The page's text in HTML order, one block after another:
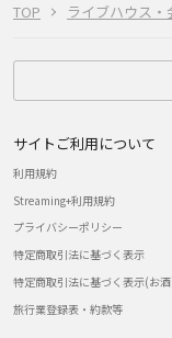
TOP ライブハウス・
サイトご利用について
利用規約
Streaming+利用規約
プライバシーポリシー
特定商取引法に基づく表示
特定商取引法に基づく表示(お
旅行業登録表・約款等